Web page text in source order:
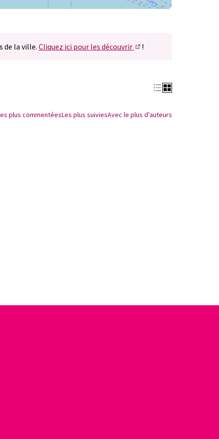
de la ville. Cliquez ici pour les découvrir
!
plus commentéesLes plus suiviesAvec le plus d'auteurs